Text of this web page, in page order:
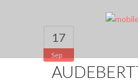
17
Sep